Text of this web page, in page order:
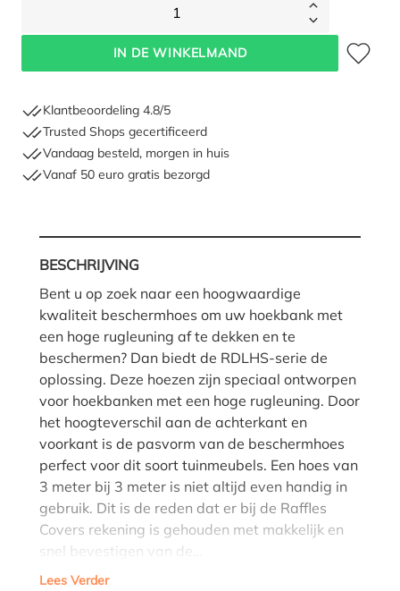
1
IN DE WINKELMAND
Klantbeoordeling 4.8/5
Trusted Shops gecertificeerd
Vandaag besteld, morgen in huis
Vanaf 50 euro gratis bezorgd
BESCHRIJVING
Bent u op zoek naar een hoogwaardige
kwaliteit beschermhoes om uw hoekbank met
een hoge rugleuning af te dekken en te
beschermen? Dan biedt de RDLHS-serie de
oplossing. Deze hoezen zijn speciaal ontworpen
voor hoekbanken met een hoge rugleuning. Door
het hoogteverschil aan de achterkant en
voorkant is de pasvorm van de beschermhoes
perfect voor dit soort tuinmeubels. Een hoes van
3 meter bij 3 meter is niet altijd even handig in
gebruik. Dit is de reden dat er bij de Raffles
Covers rekening is gehouden met makkelijk en
snel bevestigen van de…
Lees Verder